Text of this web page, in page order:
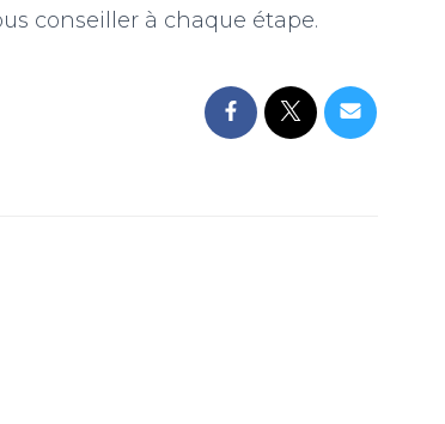
conseiller à chaque étape.